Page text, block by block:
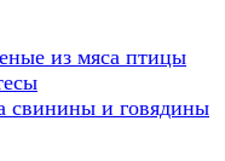
из мяса птицы
свинины и говядины